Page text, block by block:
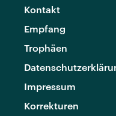
Kontakt
Empfang
Trophäen
Impressum
Korrekturen